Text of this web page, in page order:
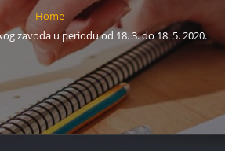
Home
zavoda u periodu od 18. 3. do 18. 5. 2020.